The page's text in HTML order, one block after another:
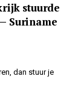
stuurde
Suriname
dan stuur je